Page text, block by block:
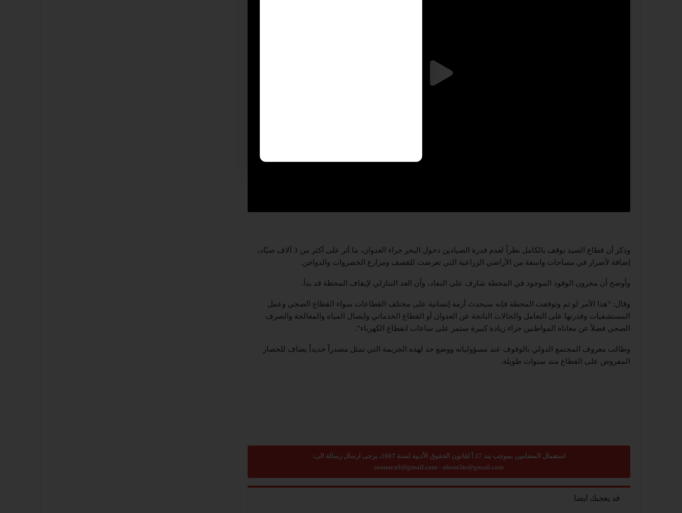
وذكر أن قطاع الصيد توقف بالكامل نظراً لعدم قدرة الصيادين دخول البحر جراء العدوان، ما أثر على أكثر من 3 آلاف صيّاد،
إضافة لأضرار في مساحات واسعة من الأراضي الزراعية التي تعرضت للقصف ومزارع الخضروات والدواجن.
وأوضح أن مخزون الوقود الموجود في المحطة شارف على النفاد، وأن العد التنازلي لإيقاف المحطة قد بدأ.
وقال: “هذا الأمر لو تم وتوقفت المحطة فإنه سيحدث أزمة إنسانية على مختلف القطاعات سواء القطاع الصحي وعمل
المستشفيات وقدرتها على التعامل والحالات الناتجة عن العدوان أو القطاع الخدماتي وايصال المياه والمعالجة والصرف
الصحي فضلاً عن معاناة المواطنين جراء زيادة كبيرة ستمر على ساعات انقطاع الكهرباء”.
وطالب معروف المجتمع الدولي بالوقوف عند مسؤولياته ووضع حد لهذه الجريمة التي تمثل مصدراً جديداً يضاف للحصار
المفروض على القطاع منذ سنوات طويلة.
استعمال المضامين بموجب بند 27 أ لقانون الحقوق الأدبية لسنة 2007، يرجى ارسال رسالة الى:
sonnara9@gmail.com - abom3te@gmail.com
قد يعجبك ايضا